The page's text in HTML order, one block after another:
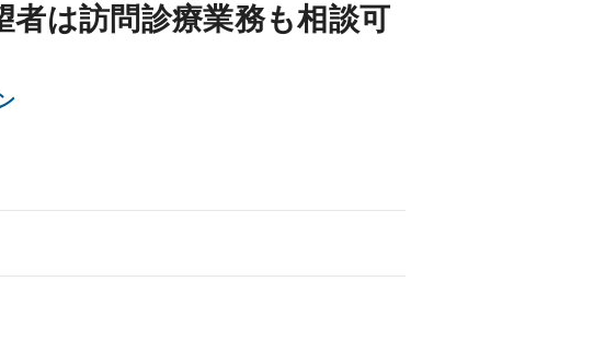
者は訪問診療業務も相談可